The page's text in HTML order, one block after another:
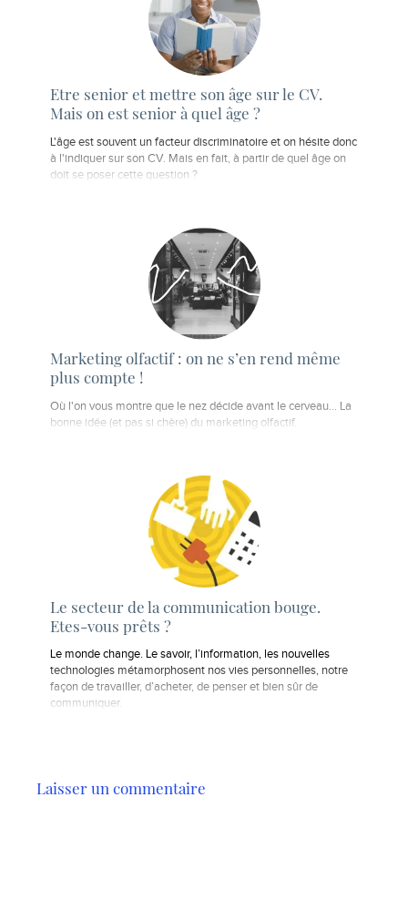
Etre senior et mettre son âge sur le CV.
Mais on est senior à quel âge ?
L'âge est souvent un facteur discriminatoire et on hésite donc
à l'indiquer sur son CV. Mais en fait, à partir de quel âge on
doit se poser cette question ?
Marketing olfactif : on ne s’en rend même
plus compte !
Où l'on vous montre que le nez décide avant le cerveau... La
bonne idée (et pas si chère) du marketing olfactif.
Le secteur de la communication bouge.
Etes-vous prêts ?
Le monde change. Le savoir, l’information, les nouvelles
technologies métamorphosent nos vies personnelles, notre
façon de travailler, d’acheter, de penser et bien sûr de
communiquer.
Laisser un commentaire